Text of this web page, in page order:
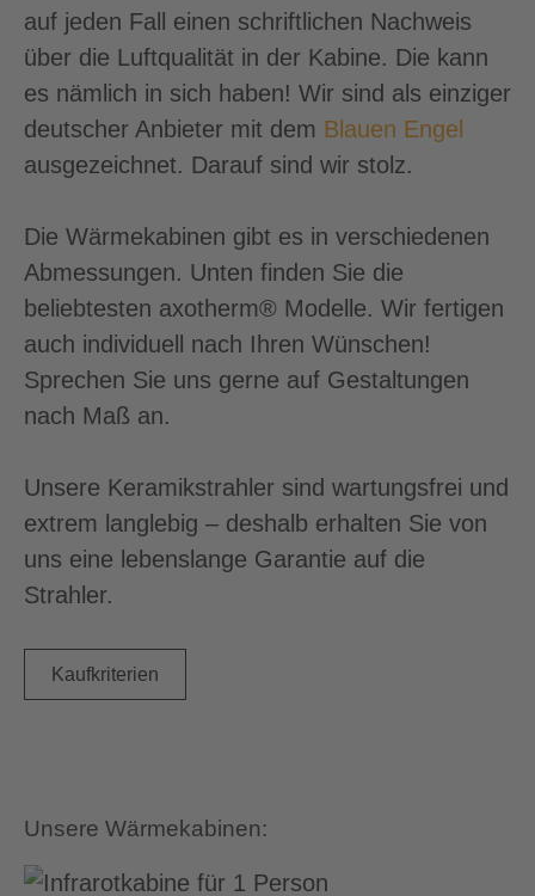
auf jeden Fall einen schriftlichen Nachweis
über die Luftqualität in der Kabine. Die kann
es nämlich in sich haben! Wir sind als einziger
deutscher Anbieter mit dem Blauen Engel
ausgezeichnet. Darauf sind wir stolz.
Die Wärmekabinen gibt es in verschiedenen
Abmessungen. Unten finden Sie die
beliebtesten axotherm® Modelle. Wir fertigen
auch individuell nach Ihren Wünschen!
Sprechen Sie uns gerne auf Gestaltungen
nach Maß an.
Unsere Keramikstrahler sind wartungsfrei und
extrem langlebig – deshalb erhalten Sie von
uns eine lebenslange Garantie auf die
Strahler.
Kaufkriterien
Unsere Wärmekabinen: